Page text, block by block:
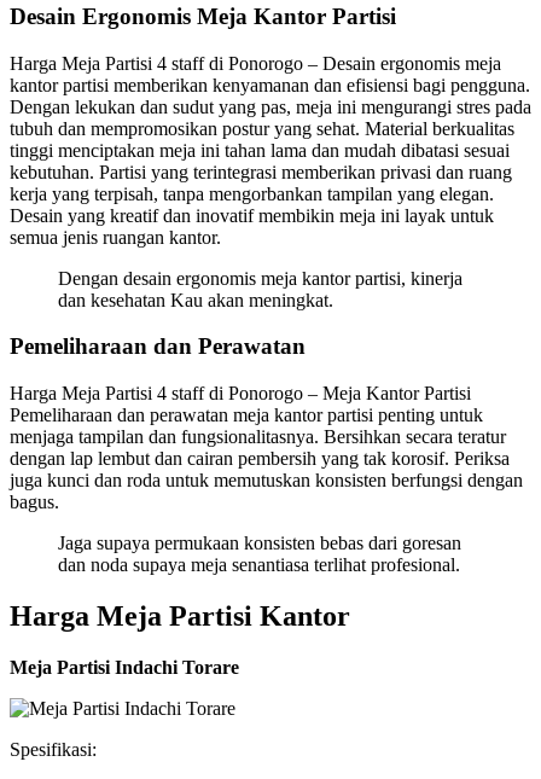
Desain Ergonomis Meja Kantor Partisi
Harga Meja Partisi 4 staff di Ponorogo – Desain ergonomis meja
kantor partisi memberikan kenyamanan dan efisiensi bagi pengguna.
Dengan lekukan dan sudut yang pas, meja ini mengurangi stres pada
tubuh dan mempromosikan postur yang sehat. Material berkualitas
tinggi menciptakan meja ini tahan lama dan mudah dibatasi sesuai
kebutuhan. Partisi yang terintegrasi memberikan privasi dan ruang
kerja yang terpisah, tanpa mengorbankan tampilan yang elegan.
Desain yang kreatif dan inovatif membikin meja ini layak untuk
semua jenis ruangan kantor.
Dengan desain ergonomis meja kantor partisi, kinerja
dan kesehatan Kau akan meningkat.
Pemeliharaan dan Perawatan
Harga Meja Partisi 4 staff di Ponorogo – Meja Kantor Partisi
Pemeliharaan dan perawatan meja kantor partisi penting untuk
menjaga tampilan dan fungsionalitasnya. Bersihkan secara teratur
dengan lap lembut dan cairan pembersih yang tak korosif. Periksa
juga kunci dan roda untuk memutuskan konsisten berfungsi dengan
bagus.
Jaga supaya permukaan konsisten bebas dari goresan
dan noda supaya meja senantiasa terlihat profesional.
Harga Meja Partisi Kantor
Meja Partisi Indachi Torare
Spesifikasi: